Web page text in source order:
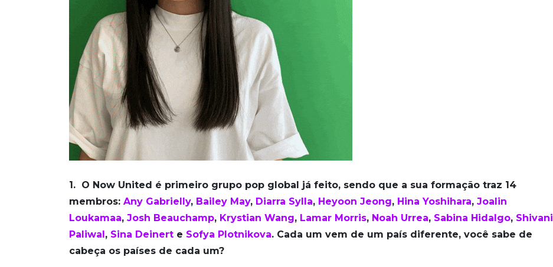
1. O Now United é primeiro grupo pop global já feito, sendo que a sua formação traz 14
membros: Any Gabrielly, Bailey May, Diarra Sylla, Heyoon Jeong, Hina Yoshihara, Joalin
Loukamaa, Josh Beauchamp, Krystian Wang, Lamar Morris, Noah Urrea, Sabina Hidalgo, Shivani
Paliwal, Sina Deinert e Sofya Plotnikova. Cada um vem de um país diferente, você sabe de
cabeça os países de cada um?